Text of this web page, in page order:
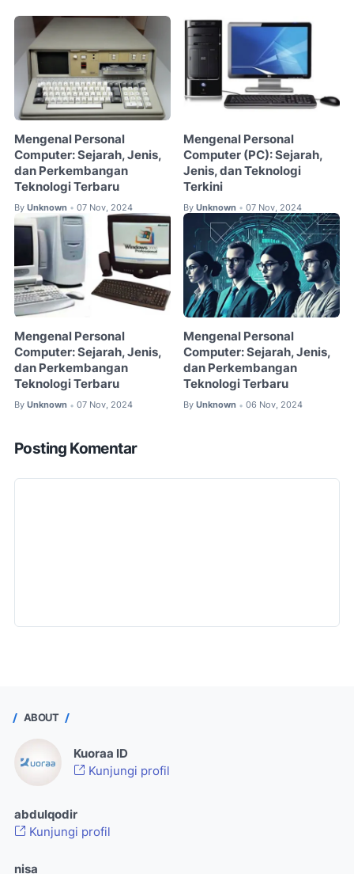
Mengenal Personal
Computer: Sejarah, Jenis,
dan Perkembangan
Teknologi Terbaru
By Unknown • 07 Nov, 2024
Mengenal Personal
Computer (PC): Sejarah,
Jenis, dan Teknologi
Terkini
By Unknown • 07 Nov, 2024
Mengenal Personal
Computer: Sejarah, Jenis,
dan Perkembangan
Teknologi Terbaru
By Unknown • 07 Nov, 2024
Mengenal Personal
Computer: Sejarah, Jenis,
dan Perkembangan
Teknologi Terbaru
By Unknown • 06 Nov, 2024
Posting Komentar
ABOUT
Kuoraa ID
Kunjungi profil
abdulqodir
Kunjungi profil
nisa